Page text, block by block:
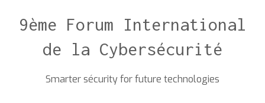
9ème Forum International
de la Cybersécurité
Smarter sécurity for future technologies